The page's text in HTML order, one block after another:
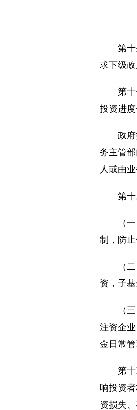
第十条
求下级
第十一
投资进
政府投
务主管
人或由
第十二
（一）
制，防
（二）
资，子
（三）
注资企
金日常管
第十三
响投资
资损失